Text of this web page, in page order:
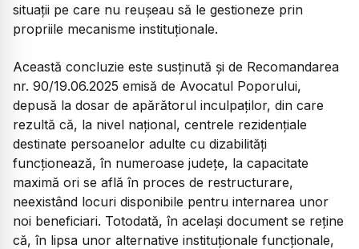
situații pe care nu reușeau să le gestioneze prin
propriile mecanisme instituționale.
Această concluzie este susținută și de Recomandarea
nr. 90/19.06.2025 emisă de Avocatul Poporului,
depusă la dosar de apărătorul inculpaților, din care
rezultă că, la nivel național, centrele rezidențiale
destinate persoanelor adulte cu dizabilități
funcționează, în numeroase județe, la capacitate
maximă ori se află în proces de restructurare,
neexistând locuri disponibile pentru internarea unor
noi beneficiari. Totodată, în același document se reține
că, în lipsa unor alternative instituționale funcționale,